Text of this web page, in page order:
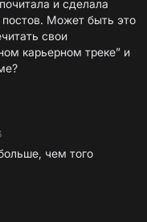
и сделала
Может быть это
свои
карьерном треке” и
чем того